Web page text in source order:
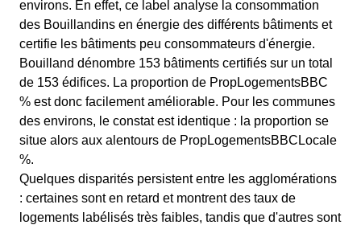
environs. En effet, ce label analyse la consommation
des Bouillandins en énergie des différents bâtiments et
certifie les bâtiments peu consommateurs d'énergie.
Bouilland dénombre 153 bâtiments certifiés sur un total
de 153 édifices. La proportion de PropLogementsBBC
% est donc facilement améliorable. Pour les communes
des environs, le constat est identique : la proportion se
situe alors aux alentours de PropLogementsBBCLocale
%.
Quelques disparités persistent entre les agglomérations
: certaines sont en retard et montrent des taux de
logements labélisés très faibles, tandis que d'autres sont